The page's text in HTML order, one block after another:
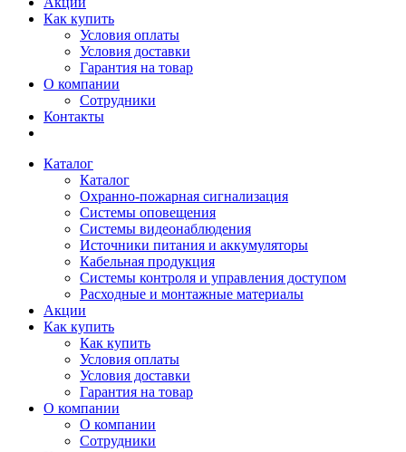
Как купить
Условия оплаты
Условия доставки
Гарантия на товар
О компании
Сотрудники
Контакты
Каталог
Каталог
Охранно-пожарная сигнализация
Системы оповещения
Системы видеонаблюдения
Источники питания и аккумуляторы
Кабельная продукция
Системы контроля и управления доступом
Расходные и монтажные материалы
Акции
Как купить
Как купить
Условия оплаты
Условия доставки
Гарантия на товар
О компании
О компании
Сотрудники